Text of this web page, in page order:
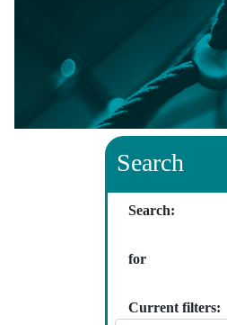
Search
Search:
for
Current filters: